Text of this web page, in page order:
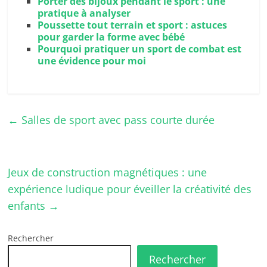
pratique à analyser
Poussette tout terrain et sport : astuces
pour garder la forme avec bébé
Pourquoi pratiquer un sport de combat est
une évidence pour moi
← Salles de sport avec pass courte durée
Jeux de construction magnétiques : une
expérience ludique pour éveiller la créativité des
enfants →
Rechercher
Rechercher